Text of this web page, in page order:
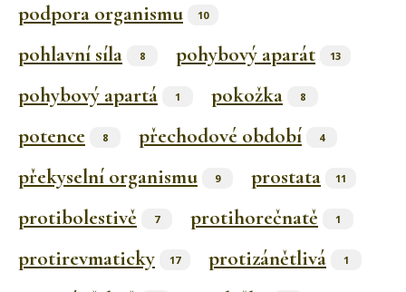
podpora organismu 10
pohlavní síla 8 pohybový aparát 13
pohybový apartá 1 pokožka 8
potence 8 přechodové období 4
překyselní organismu 9 prostata 11
protibolestivě 7 protihorečnatě 1
protirevmaticky 17 protizánětlivá 1